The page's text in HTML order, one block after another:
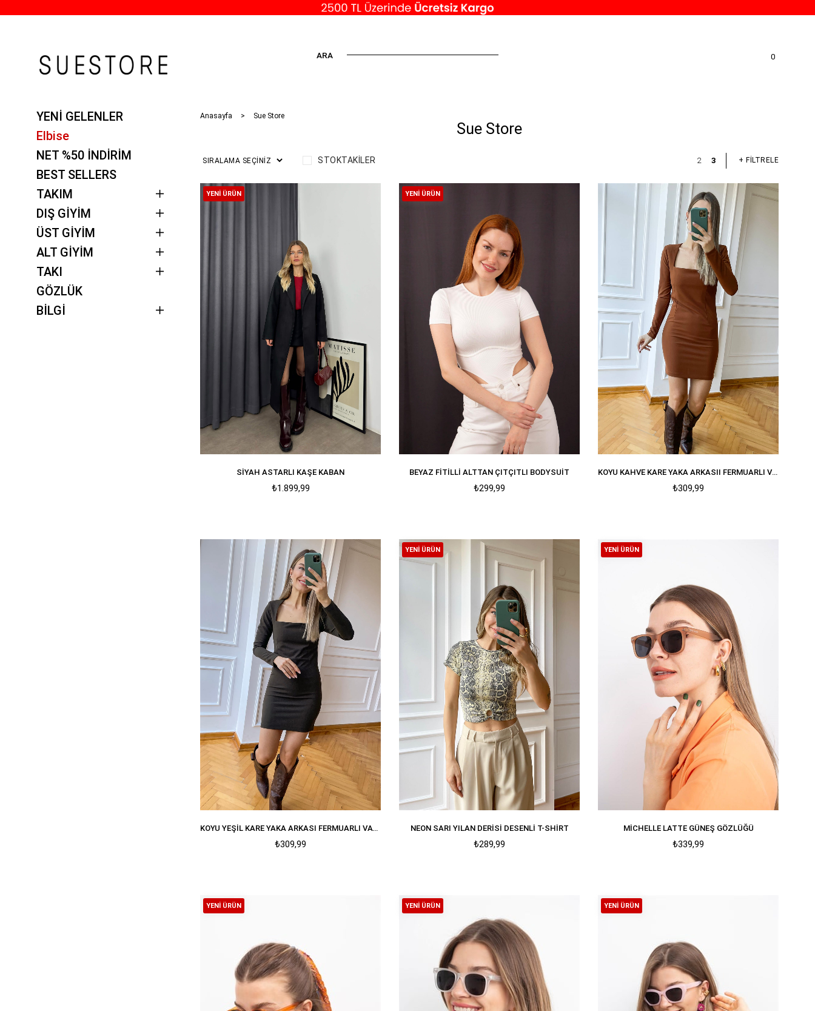
0
YENİ GELENLER
Elbise
NET %50 İNDİRİM
BEST SELLERS
TAKIM
DIŞ GİYİM
ÜST GİYİM
ALT GİYİM
TAKI
GÖZLÜK
BİLGİ
ARA
Anasayfa Sue Store
Sue Store
STOKTAKILER + FİLTRELE
SIYAH ASTARLI KAŞE KABAN
₺1.899,99
YENI ÜRÜN
BEYAZ FITILLI ALTTAN ÇITÇITLI BODYSUIT
₺299,99
YENI ÜRÜN
KOYU KAHVE KARE YAKA ARKASII FERMUARLI VATKALI ELBISE
₺309,99
KOYU YEŞIL KARE YAKA ARKASI FERMUARLI VATKALI ELBISE
₺309,99
NEON SARI YILAN DERISI DESENLI T-SHIRT
₺289,99
YENI ÜRÜN
MICHELLE LATTE GÜNEŞ GÖZLÜĞÜ
₺339,99
YENI ÜRÜN
YENI ÜRÜN YENI ÜRÜN YENI ÜRÜN